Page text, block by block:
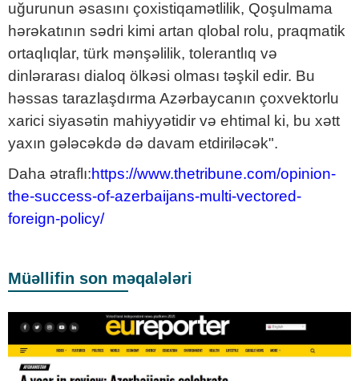
uğurunun əsasını çoxistiqamətlilik, Qoşulmama
hərəkatının sədri kimi artan qlobal rolu, praqmatik
ortaqlıqlar, türk mənşəlilik, tolerantlıq və
dinlərarası dialoq ölkəsi olması təşkil edir. Bu
həssas tarazlaşdırma Azərbaycanın çoxvektorlu
xarici siyasətin mahiyyətidir və ehtimal ki, bu xətt
yaxın gələcəkdə də davam etdiriləcək".
Daha ətraflı:https://www.thetribune.com/opinion-
the-success-of-azerbaijans-multi-vectored-
foreign-policy/
Müəllifin son məqalələri